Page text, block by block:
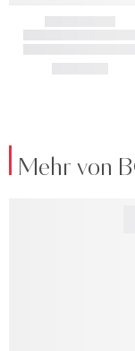
Mehr von